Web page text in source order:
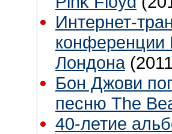
Интернет-
конференции
Лондона
Бон Джови
песню The
40-летие